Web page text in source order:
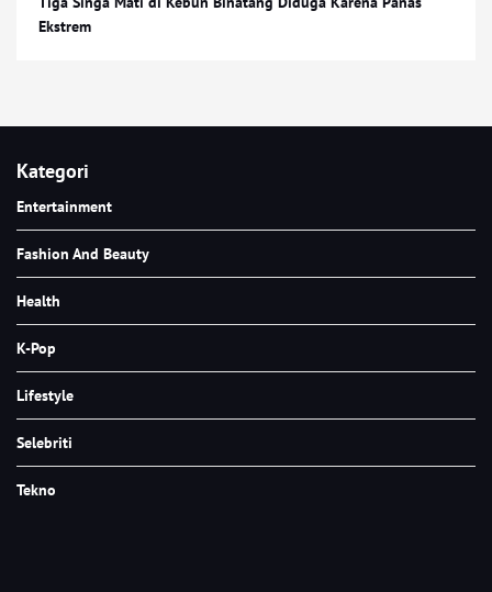
Ekstrem
Kategori
Entertainment
Fashion And Beauty
Health
K-Pop
Lifestyle
Selebriti
Tekno